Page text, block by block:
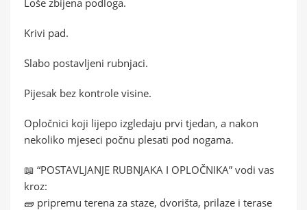
Krivi pad.
Slabo postavljeni rubnjaci.
Pijesak bez kontrole visine.
Opločnici koji lijepo izgledaju prvi tjedan, a nakon
nekoliko mjeseci počnu plesati pod nogama.
📖 “POSTAVLJANJE RUBNJAKA I OPLOČNIKA” vodi vas
kroz:
🧱 pripremu terena za staze, dvorišta, prilaze i terase